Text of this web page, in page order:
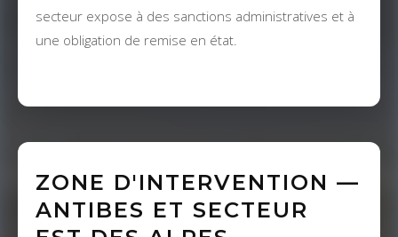
secteur expose à des sanctions administratives et à
une obligation de remise en état.
ZONE D'INTERVENTION —
ANTIBES ET SECTEUR